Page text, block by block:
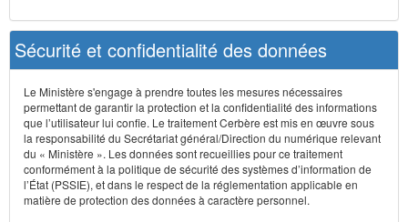
Sécurité et confidentialité des données
Le Ministère s'engage à prendre toutes les mesures nécessaires
permettant de garantir la protection et la confidentialité des informations
que l’utilisateur lui confie. Le traitement Cerbère est mis en œuvre sous
la responsabilité du Secrétariat général/Direction du numérique relevant
du « Ministère ». Les données sont recueillies pour ce traitement
conformément à la politique de sécurité des systèmes d’information de
l’État (PSSIE), et dans le respect de la réglementation applicable en
matière de protection des données à caractère personnel.